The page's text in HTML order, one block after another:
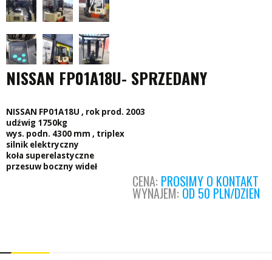
NISSAN FP01A18U- SPRZEDANY
NISSAN FP01A18U , rok prod. 2003
udźwig 1750kg
wys. podn. 4300 mm , triplex
silnik elektryczny
koła superelastyczne
przesuw boczny wideł
CENA: PROSIMY O KONTAKT
WYNAJEM: OD 50 PLN/DZIEN